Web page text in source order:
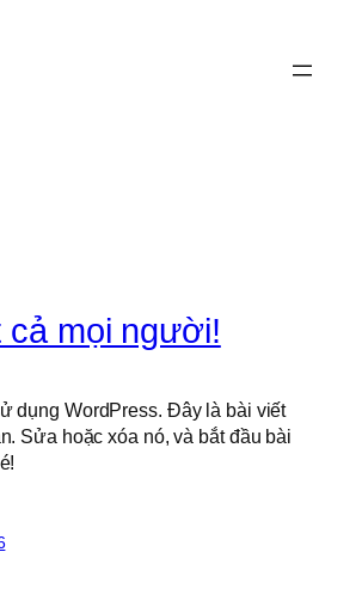
cả mọi người!
dụng WordPress. Đây là bài viết
Sửa hoặc xóa nó, và bắt đầu bài